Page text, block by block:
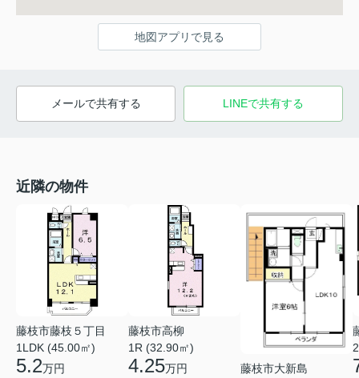
地図アプリで見る
メールで共有する LINEで共有する
近隣の物件
藤枝市藤枝５丁目
1LDK (45.00㎡)
5.2万円
藤枝市高柳
1R (32.90㎡)
4.25万円
藤枝市大新島